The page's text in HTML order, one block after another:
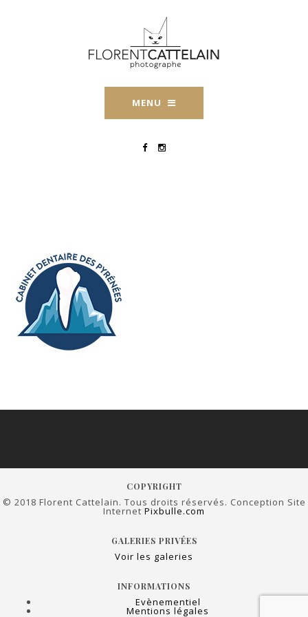
MENU
COPYRIGHT
© 2018 Florent Cattelain. Tous droits réservés. Conception Site
Internet Pixbulle.com
GALERIES PRIVÉES
Voir les galeries
INFORMATIONS
Evènementiel
Mentions légales